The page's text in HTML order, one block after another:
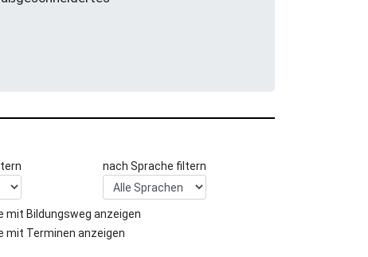
nach Sprache filtern
mit Bildungsweg anzeigen
mit Terminen anzeigen